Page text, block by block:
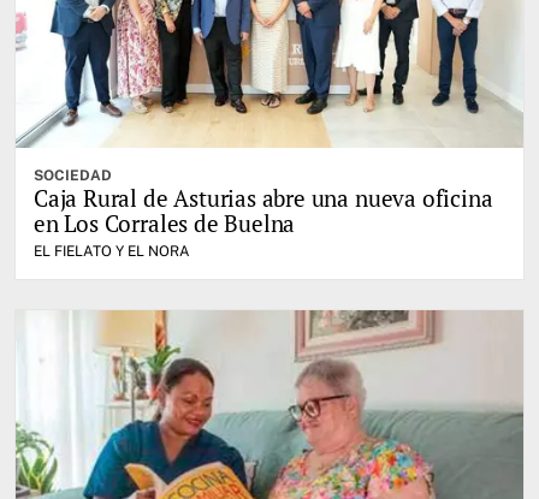
SOCIEDAD
Caja Rural de Asturias abre una nueva oficina
en Los Corrales de Buelna
EL FIELATO Y EL NORA